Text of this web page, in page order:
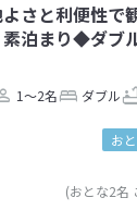
よさと利便性で
泊まり◆ダブ
1～2名 ダブル
お
(おとな2名